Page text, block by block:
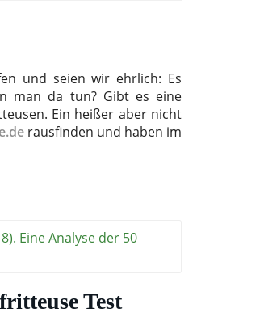
und seien wir ehrlich: Es
man da tun? Gibt es eine
Ein heißer aber nicht
rausfinden und haben im
Eine Analyse der 50
Test